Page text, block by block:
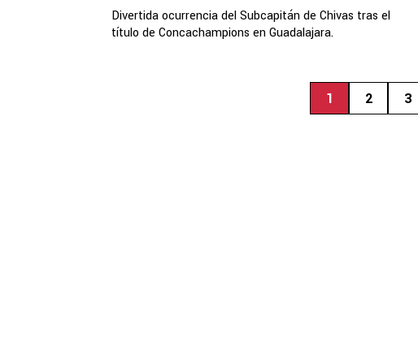
Divertida ocurrencia del Subcapitán de Chivas tras el
título de Concachampions en Guadalajara.
1 2 3